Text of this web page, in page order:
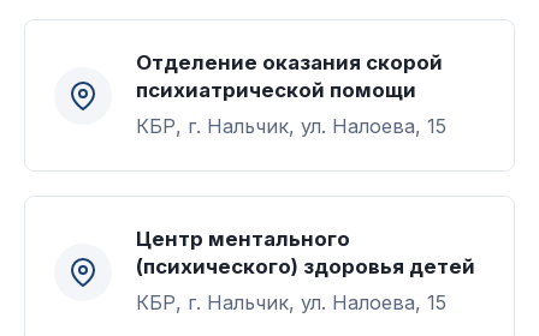
Отделение оказания скорой
психиатрической помощи
КБР, г. Нальчик, ул. Налоева, 15
Центр ментального
(психического) здоровья детей
КБР, г. Нальчик, ул. Налоева, 15